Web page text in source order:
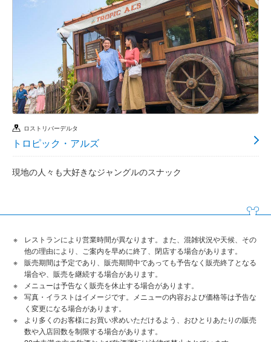
ロストリバーデルタ
トロピック・アルズ
現地の人々も大好きなジャングルのスナック
レストランにより営業時間が異なります。また、混雑状況や天候、その
他の理由により、ご案内を早めに終了、閉店する場合があります。
販売期間は予定であり、販売期間中であっても予告なく販売終了となる
場合や、販売を継続する場合があります。
メニューは予告なく販売を休止する場合があります。
写真・イラストはイメージです。メニューの内容および価格等は予告な
く変更になる場合があります。
より多くのお客様にお買い求めいただけるよう、おひとりあたりの販売
数や入店回数を制限する場合があります。